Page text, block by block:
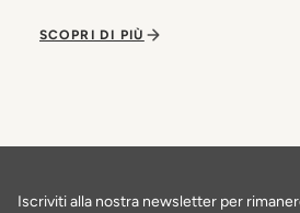
SCOPRI DI PIÙ
Iscriviti alla nostra newsletter per